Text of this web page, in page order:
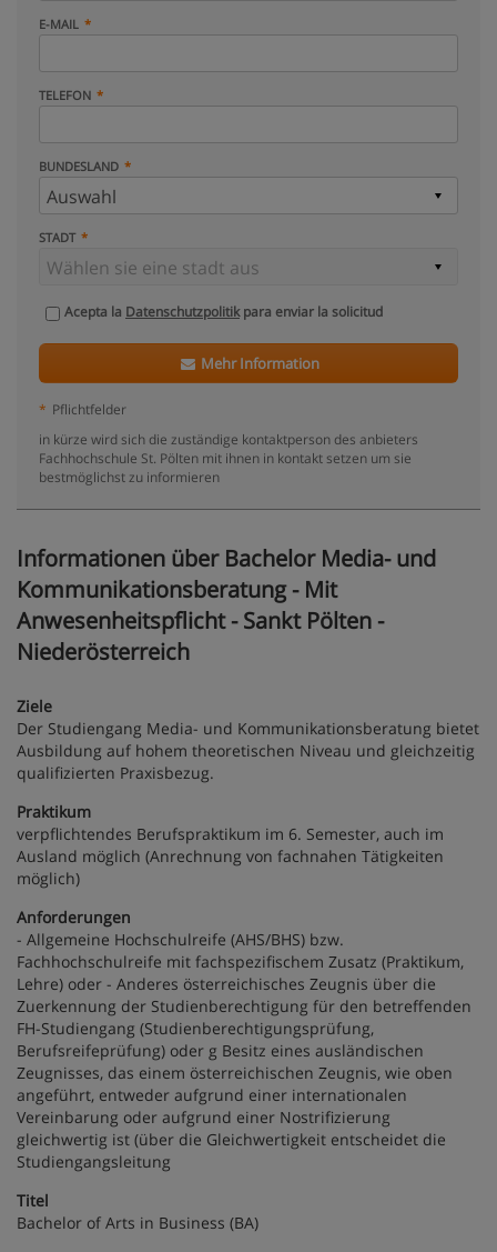
E-MAIL
TELEFON
BUNDESLAND
STADT
Acepta la Datenschutzpolitikpara enviar la solicitud
Mehr Information
* Pflichtfelder
in kürze wird sich die zuständige kontaktperson des anbieters
Fachhochschule St. Pölten mit ihnen in kontakt setzen um sie
bestmöglichst zu informieren
Informationen über Bachelor Media- und
Kommunikationsberatung - Mit
Anwesenheitspflicht - Sankt Pölten -
Niederösterreich
Ziele
Der Studiengang Media- und Kommunikationsberatung bietet
Ausbildung auf hohem theoretischen Niveau und gleichzeitig
qualifizierten Praxisbezug.
Praktikum
verpflichtendes Berufspraktikum im 6. Semester, auch im
Ausland möglich (Anrechnung von fachnahen Tätigkeiten
möglich)
Anforderungen
- Allgemeine Hochschulreife (AHS/BHS) bzw.
Fachhochschulreife mit fachspezifischem Zusatz (Praktikum,
Lehre) oder - Anderes österreichisches Zeugnis über die
Zuerkennung der Studienberechtigung für den betreffenden
FH-Studiengang (Studienberechtigungsprüfung,
Berufsreifeprüfung) oder g Besitz eines ausländischen
Zeugnisses, das einem österreichischen Zeugnis, wie oben
angeführt, entweder aufgrund einer internationalen
Vereinbarung oder aufgrund einer Nostrifizierung
gleichwertig ist (über die Gleichwertigkeit entscheidet die
Studiengangsleitung
Titel
Bachelor of Arts in Business (BA)